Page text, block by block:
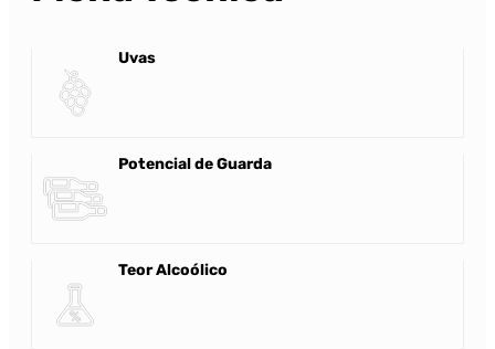
Uvas
Potencial de Guarda
Teor Alcoólico